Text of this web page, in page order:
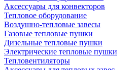
Аксессуары для конвекторов
Тепловое оборудование
Воздушно-тепловые завесы
Газовые тепловые пушки
Дизельные тепловые пушки
Электрические тепловые пушки
Тепловентиляторы